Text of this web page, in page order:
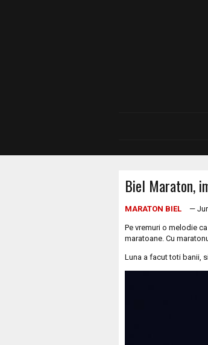
Biel Maraton,
MARATON BIEL —
Pe vremuri o melodie
maratoane. Cu
Luna a facut toti banii,